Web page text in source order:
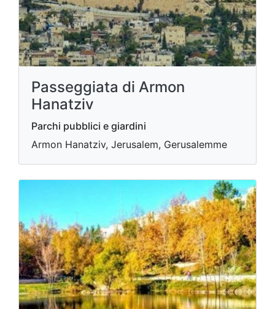
Passeggiata di Armon
Hanatziv
Parchi pubblici e giardini
Armon Hanatziv, Jerusalem, Gerusalemme